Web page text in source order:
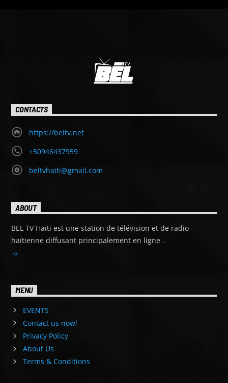
CONTACTS
https://beltv.net
+50946437959
beltvhaiti@gmail.com
ABOUT
BEL TV Haïti est une station de télévision et de radio
haïtienne diffusant principalement en ligne .
MENU
EVENTS
Contact us now!
Privacy Policy
About Us
Terms & Conditions